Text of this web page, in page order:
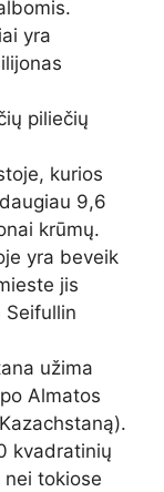
yra
piliečių
kurios
9,6
krūmų.
yra beveik
jis
Seifullin
užima
Almatos
kvadratinių
​tokiose